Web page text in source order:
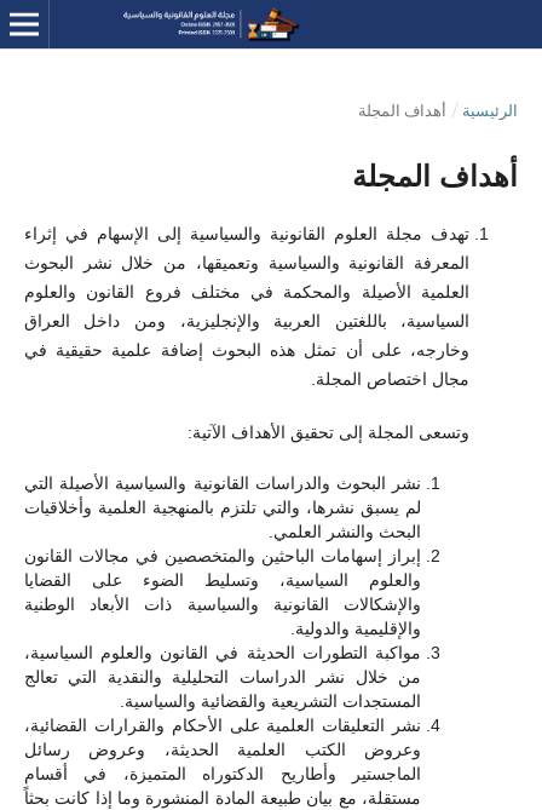
الرئيسية / أهداف المجلة
أهداف المجلة
تهدف مجلة العلوم القانونية والسياسية إلى الإسهام في إثراء
المعرفة القانونية والسياسية وتعميقها، من خلال نشر البحوث
العلمية الأصيلة والمحكمة في مختلف فروع القانون والعلوم
السياسية، باللغتين العربية والإنجليزية، ومن داخل العراق
وخارجه، على أن تمثل هذه البحوث إضافة علمية حقيقية في
مجال اختصاص المجلة.
وتسعى المجلة إلى تحقيق الأهداف الآتية:
نشر البحوث والدراسات القانونية والسياسية الأصيلة التي
لم يسبق نشرها، والتي تلتزم بالمنهجية العلمية وأخلاقيات
البحث والنشر العلمي.
إبراز إسهامات الباحثين والمتخصصين في مجالات القانون
والعلوم السياسية، وتسليط الضوء على القضايا
والإشكالات القانونية والسياسية ذات الأبعاد الوطنية
والإقليمية والدولية.
مواكبة التطورات الحديثة في القانون والعلوم السياسية،
من خلال نشر الدراسات التحليلية والنقدية التي تعالج
المستجدات التشريعية والقضائية والسياسية.
نشر التعليقات العلمية على الأحكام والقرارات القضائية،
وعروض الكتب العلمية الحديثة، وعروض رسائل
الماجستير وأطاريح الدكتوراه المتميزة، في أقسام
مستقلة، مع بيان طبيعة المادة المنشورة وما إذا كانت بحثاً